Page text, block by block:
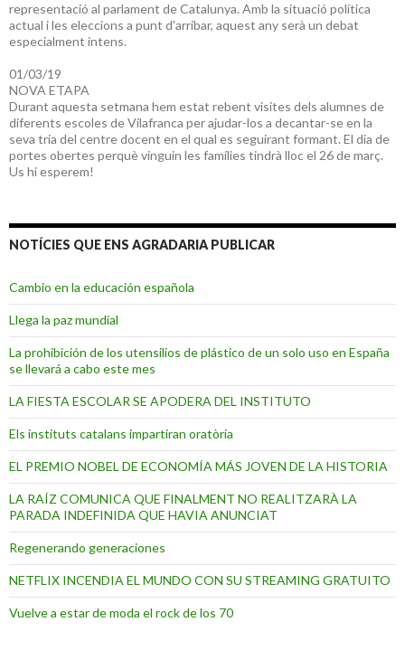
representació al parlament de Catalunya. Amb la situació política
actual i les eleccions a punt d'arribar, aquest any serà un debat
especialment intens.
01/03/19
NOVA ETAPA
Durant aquesta setmana hem estat rebent visites dels alumnes de
diferents escoles de Vilafranca per ajudar-los a decantar-se en la
seva tria del centre docent en el qual es seguirant formant. El dia de
portes obertes perquè vinguin les famílies tindrà lloc el 26 de març.
Us hi esperem!
NOTÍCIES QUE ENS AGRADARIA PUBLICAR
Cambio en la educación española
Llega la paz mundial
La prohibición de los utensilios de plástico de un solo uso en España
se llevará a cabo este mes
LA FIESTA ESCOLAR SE APODERA DEL INSTITUTO
Els instituts catalans impartiran oratòria
EL PREMIO NOBEL DE ECONOMÍA MÁS JOVEN DE LA HISTORIA
LA RAÍZ COMUNICA QUE FINALMENT NO REALITZARÀ LA
PARADA INDEFINIDA QUE HAVIA ANUNCIAT
Regenerando generaciones
NETFLIX INCENDIA EL MUNDO CON SU STREAMING GRATUITO
Vuelve a estar de moda el rock de los 70